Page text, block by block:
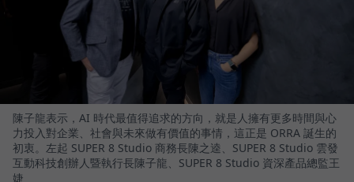
陳子龍表示，AI 時代最值得追求的方向，就是人擁有更多時間與心
力投入對企業、社會與未來做有價值的事情，這正是 ORRA 誕生的
初衷。左起 SUPER 8 Studio 商務長陳之逵、SUPER 8 Studio 雲發
互動科技創辦人暨執行長陳子龍、SUPER 8 Studio 資深產品總監王
婕